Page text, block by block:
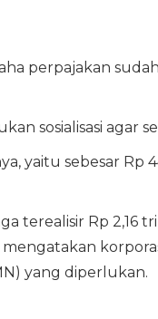
perpajakan
sosialisasi agar
yaitu sebesar
terealisir Rp 2,16
yang diperlukan.